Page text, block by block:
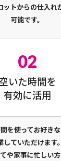
ットからの仕入れ
可能です。
いた時間を
有効に活用
を使ってお好き
していただけます。
や家事に忙しい方